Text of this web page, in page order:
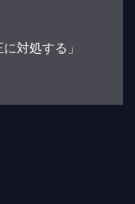
対処する」